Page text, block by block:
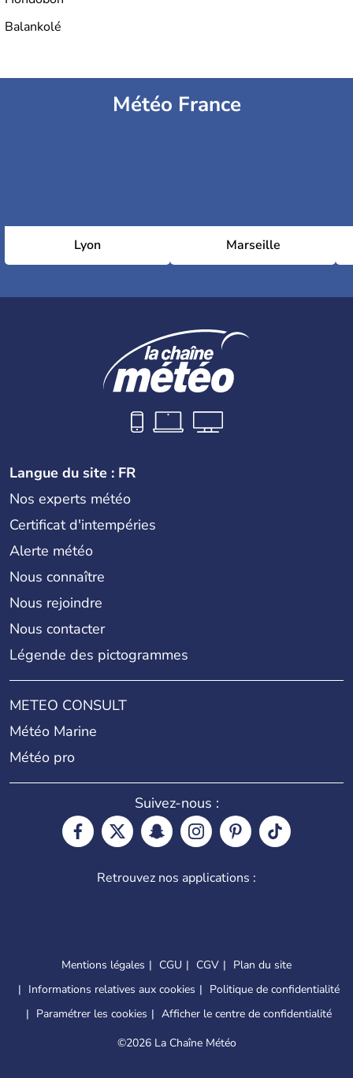
Balankolé
Météo France
Lyon Marseille
Langue du site : FR
Nos experts météo
Certificat d'intempéries
Alerte météo
Nous connaître
Nous rejoindre
Nous contacter
Légende des pictogrammes
METEO CONSULT
Météo Marine
Météo pro
Suivez-nous :
Retrouvez nos applications :
Mentions légales CGU CGV
Plan du site
Informations relatives aux cookies
Politique de confidentialité
Paramétrer les cookies
Afficher le centre de confidentialité
©2026 La Chaîne Météo